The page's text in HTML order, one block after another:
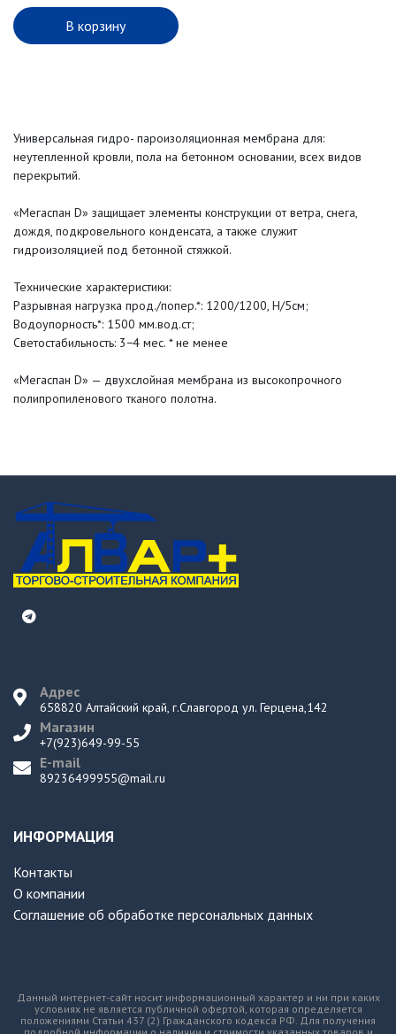
В корзину
Универсальная гидро- пароизоляционная мембрана для:
неутепленной кровли, пола на бетонном основании, всех видов
перекрытий.
«Мегаспан D» защищает элементы конструкции от ветра, снега,
дождя, подкровельного конденсата, а также служит
гидроизоляцией под бетонной стяжкой.
Технические характеристики:
Разрывная нагрузка прод./попер.*: 1200/1200, Н/5см;
Водоупорность*: 1500 мм.вод.ст;
Светостабильность: 3−4 мес. * не менее
«Мегаспан D» — двухслойная мембрана из высокопрочного
полипропиленового тканого полотна.
Адрес
658820 Алтайский край, г.Славгород ул. Герцена,142
Магазин
+7(923)649-99-55
E-mail
89236499955@mail.ru
ИНФОРМАЦИЯ
Контакты
О компании
Соглашение об обработке персональных данных
Данный интернет-сайт носит информационный характер и ни при каких
условиях не является публичной офертой, которая определяется
положениями Статьи 437 (2) Гражданского кодекса РФ. Для получения